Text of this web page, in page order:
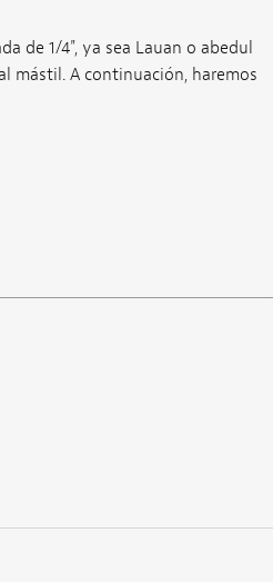
de 1/4", ya sea Lauan o abedul
mástil. A continuación, haremos